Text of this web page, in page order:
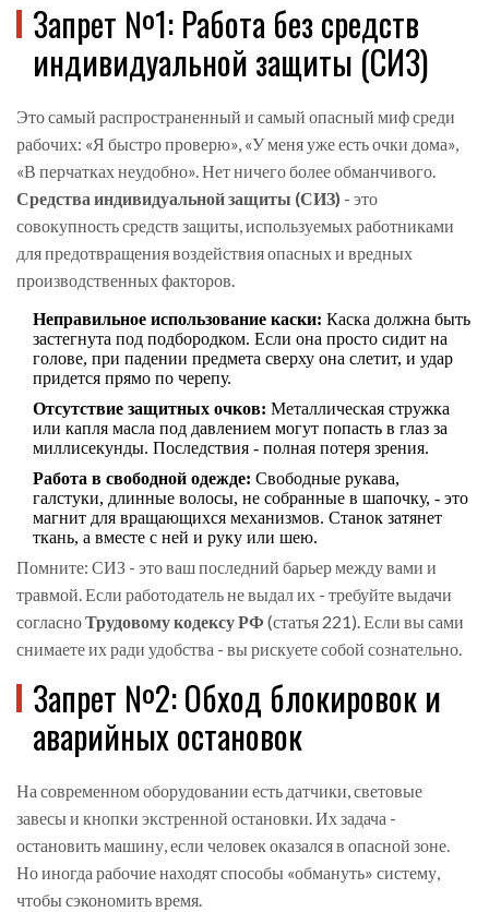
Запрет №1: Работа без средств
индивидуальной защиты (СИЗ)
Это самый распространенный и самый опасный миф среди
рабочих: «Я быстро проверю», «У меня уже есть очки дома»,
«В перчатках неудобно». Нет ничего более обманчивого.
Средства индивидуальной защиты (СИЗ) - это
совокупность средств защиты, используемых работниками
для предотвращения воздействия опасных и вредных
производственных факторов.
Неправильное использование каски: Каска должна быть
застегнута под подбородком. Если она просто сидит на
голове, при падении предмета сверху она слетит, и удар
придется прямо по черепу.
Отсутствие защитных очков: Металлическая стружка
или капля масла под давлением могут попасть в глаз за
миллисекунды. Последствия - полная потеря зрения.
Работа в свободной одежде: Свободные рукава,
галстуки, длинные волосы, не собранные в шапочку, - это
магнит для вращающихся механизмов. Станок затянет
ткань, а вместе с ней и руку или шею.
Помните: СИЗ - это ваш последний барьер между вами и
травмой. Если работодатель не выдал их - требуйте выдачи
согласноТрудовому кодексу РФ (статья 221).Если вы сами
снимаете их ради удобства - вы рискуете собой сознательно.
Запрет №2: Обход блокировок и
аварийных остановок
На современном оборудовании есть датчики, световые
завесы и кнопки экстренной остановки. Их задача -
остановить машину, если человек оказался в опасной зоне.
Но иногда рабочие находят способы «обмануть» систему,
чтобы сэкономить время.